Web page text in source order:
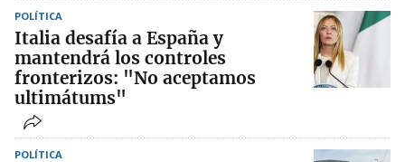
POLÍTICA
Italia desafía a España y
mantendrá los controles
fronterizos: "No aceptamos
ultimátums"
POLÍTICA